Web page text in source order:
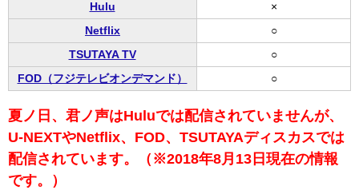
Hulu
×
Netflix
○
TSUTAYA TV
○
FOD（フジテレビオンデマンド）
○
夏ノ日、君ノ声はHuluでは配信されていませんが、
U-NEXTやNetflix、FOD、TSUTAYAディスカスでは
配信されています。（※2018年8月13日現在の情報
です。）